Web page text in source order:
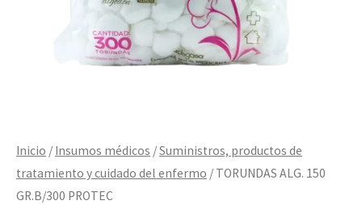
Inicio / Insumos médicos /Suministros, productos de
tratamiento y cuidado del enfermo / TORUNDAS ALG. 150
GR.B/300 PROTEC